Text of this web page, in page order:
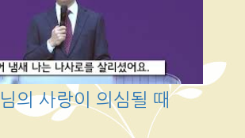
의 사랑이 의심될 때